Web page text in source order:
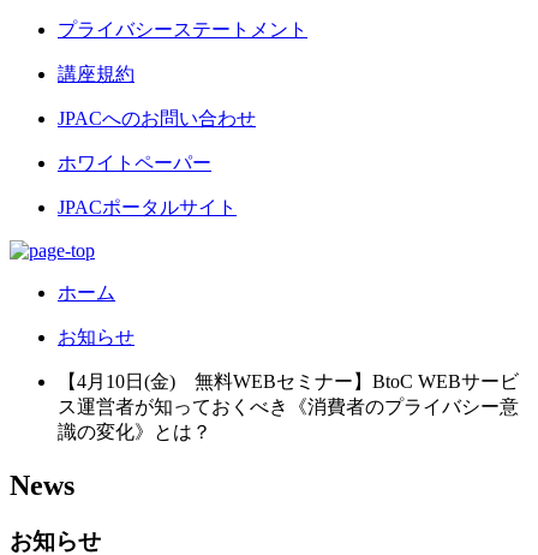
プライバシーステートメント
講座規約
JPACへのお問い合わせ
ホワイトペーパー
JPACポータルサイト
ホーム
お知らせ
【4月10日(金) 無料WEBセミナー】BtoC WEBサービ
ス運営者が知っておくべき《消費者のプライバシー意
識の変化》とは？
News
お知らせ